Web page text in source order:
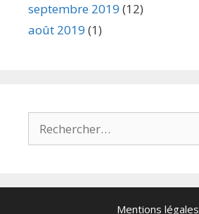
septembre 2019 (12)
août 2019 (1)
Mentions légales